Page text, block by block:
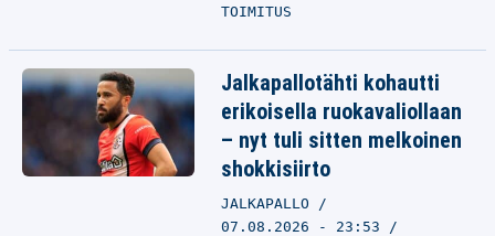
TOIMITUS
Jalkapallotähti kohautti
erikoisella ruokavaliollaan
– nyt tuli sitten melkoinen
shokkisiirto
JALKAPALLO
07.08.2026 - 23:53